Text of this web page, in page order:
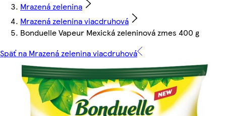
Mrazená zelenina
Mrazená zelenina viacdruhová
Bonduelle Vapeur Mexická zeleninová zmes 400 g
Späť na Mrazená zelenina viacdruhová